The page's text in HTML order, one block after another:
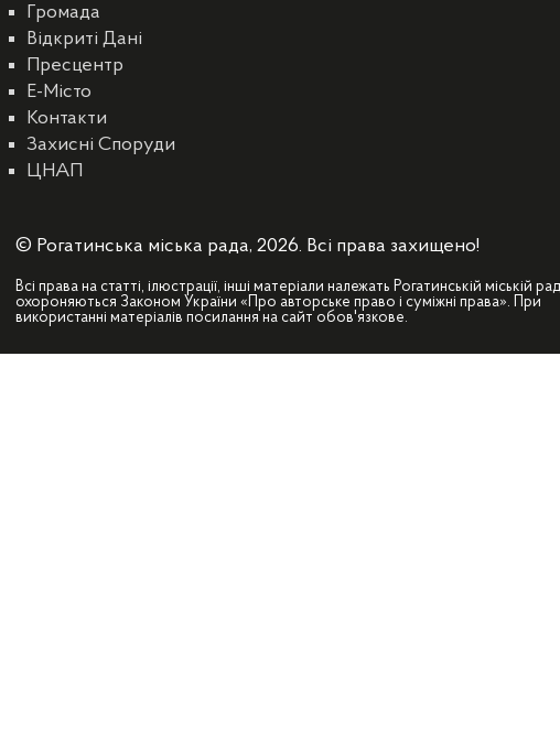
Громада
Відкриті Дані
Пресцентр
E-Місто
Контакти
Захисні Споруди
ЦНАП
© Рогатинська міська рада, 2026. Всі права захищено!
Всі права на статті, ілюстрації, інші матеріали належать Рогатинській міській
охороняються Законом України «Про авторське право і суміжні права». При
використанні матеріалів посилання на сайт обов'язкове.